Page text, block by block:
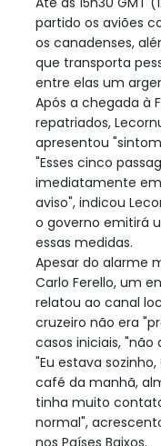
partido os aviões
os canadenses,
que transporta
entre elas um
Após a chegada à
repatriados,
apresentou
"Esses cinco
imediatamente
aviso", indicou
o governo emitirá
essas medidas.
Apesar do alarme
Carlo Ferello, um
relatou ao canal
cruzeiro não era
casos iniciais,
"Eu estava
café da manhã,
tinha muito
normal",